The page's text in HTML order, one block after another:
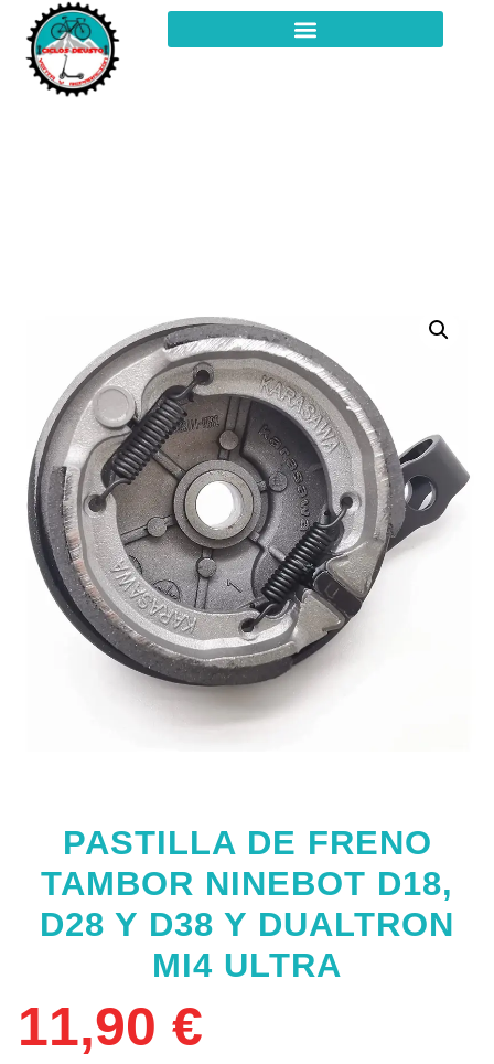
PASTILLA DE FRENO
TAMBOR NINEBOT D18,
D28 Y D38 Y DUALTRON
MI4 ULTRA
11,90 €